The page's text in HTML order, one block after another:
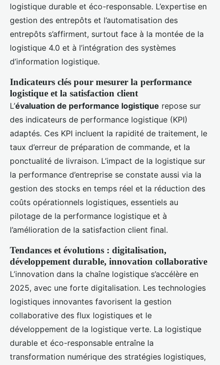
logistique durable et éco-responsable. L’expertise en
gestion des entrepôts et l’automatisation des
entrepôts s’affirment, surtout face à la montée de la
logistique 4.0 et à l’intégration des systèmes
d’information logistique.
Indicateurs clés pour mesurer la performance
logistique et la satisfaction client
L’évaluation de performance logistique repose sur
des indicateurs de performance logistique (KPI)
adaptés. Ces KPI incluent la rapidité de traitement, le
taux d’erreur de préparation de commande, et la
ponctualité de livraison. L’impact de la logistique sur
la performance d’entreprise se constate aussi via la
gestion des stocks en temps réel et la réduction des
coûts opérationnels logistiques, essentiels au
pilotage de la performance logistique et à
l’amélioration de la satisfaction client final.
Tendances et évolutions : digitalisation,
développement durable, innovation collaborative
L’innovation dans la chaîne logistique s’accélère en
2025, avec une forte digitalisation. Les technologies
logistiques innovantes favorisent la gestion
collaborative des flux logistiques et le
développement de la logistique verte. La logistique
durable et éco-responsable entraîne la
transformation numérique des stratégies logistiques,